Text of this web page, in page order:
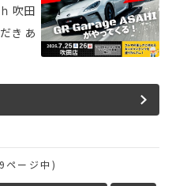
吹田
き あ
ページ中)